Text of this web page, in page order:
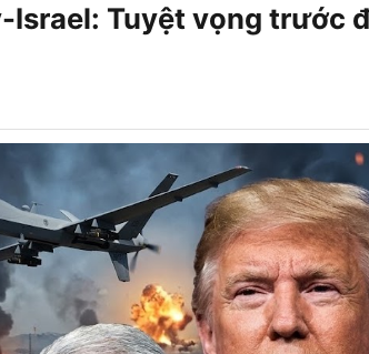
Israel: Tuyệt vọng trước